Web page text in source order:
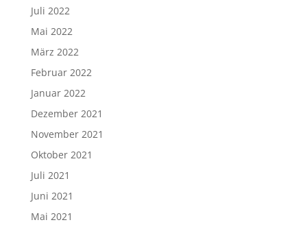
Juli 2022
Mai 2022
März 2022
Februar 2022
Januar 2022
Dezember 2021
November 2021
Oktober 2021
Juli 2021
Juni 2021
Mai 2021